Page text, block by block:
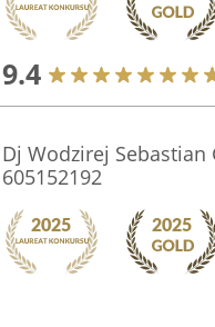
9.4
Dj Wodzirej
605152192